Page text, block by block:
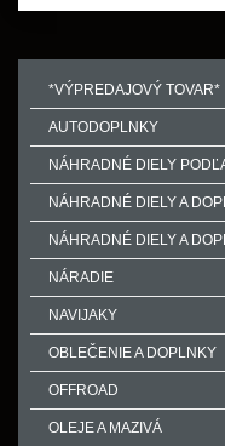
*VÝPREDAJOVÝ TOVAR*
AUTODOPLNKY
NÁHRADNÉ DIELY
NÁHRADNÉ DIELY A
NÁHRADNÉ DIELY A
NÁRADIE
NAVIJAKY
OBLEČENIE A DOPLNKY
OFFROAD
OLEJE A MAZIVÁ